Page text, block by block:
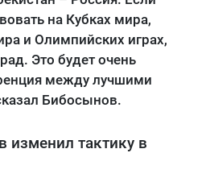
на Кубках мира,
и Олимпийских играх,
Это будет очень
между лучшими
Бибосынов.
изменил тактику в